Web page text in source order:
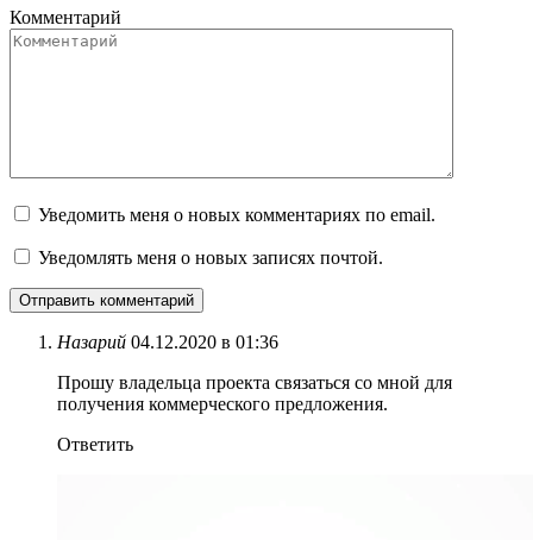
Комментарий
Уведомить меня о новых комментариях по email.
Уведомлять меня о новых записях почтой.
Назарий 04.12.2020 в 01:36
Прошу владельца проекта связаться со мной для
получения коммерческого предложения.
Ответить